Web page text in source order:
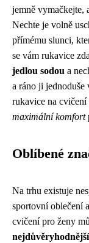
jemně vymačkejte,
Nechte je volně
přímému slunci,
se vám rukavice
jedlou sodou a
a ráno ji jednoduše
rukavice na
maximální komfort
Oblíbené
Na trhu existuje
sportovní oblečení
cvičení pro ženy